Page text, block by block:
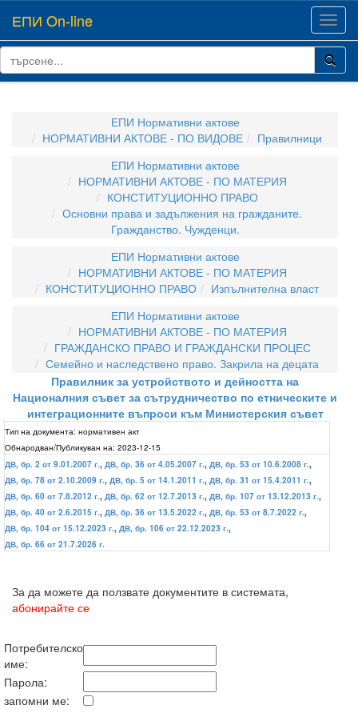
ЕПИ On-line
ЕПИ Нормативни актове
НОРМАТИВНИ АКТОВЕ - ПО ВИДОВЕ
Правилници
ЕПИ Нормативни актове
НОРМАТИВНИ АКТОВЕ - ПО МАТЕРИЯ
КОНСТИТУЦИОННО ПРАВО
Основни права и задължения на гражданите.
Гражданство. Чужденци.
ЕПИ Нормативни актове
НОРМАТИВНИ АКТОВЕ - ПО МАТЕРИЯ
КОНСТИТУЦИОННО ПРАВО
Изпълнителна власт
ЕПИ Нормативни актове
НОРМАТИВНИ АКТОВЕ - ПО МАТЕРИЯ
ГРАЖДАНСКО ПРАВО И ГРАЖДАНСКИ ПРОЦЕС
Семейно и наследствено право. Закрила на децата
Правилник за устройството и дейността на
Националния съвет за сътрудничество по етническите и
интеграционните въпроси към Министерския съвет
Тип на документа: нормативен акт
Обнародван/Публикуван на: 2023-12-15
ДВ, бр. 2 от 9.01.2007 г., ДВ, бр. 36 от 4.05.2007 г., ДВ, бр. 53 от 10.6.2008 г.,
ДВ, бр. 78 от 2.10.2009 г., ДВ, бр. 5 от 14.1.2011 г., ДВ, бр. 31 от 15.4.2011 г.,
ДВ, бр. 60 от 7.8.2012 г., ДВ, бр. 62 от 12.7.2013 г., ДВ, бр. 107 от 13.12.2013 г.,
ДВ, бр. 40 от 2.6.2015 г., ДВ, бр. 36 от 13.5.2022 г., ДВ, бр. 53 от 8.7.2022 г.,
ДВ, бр. 104 от 15.12.2023 г., ДВ, бр. 106 от 22.12.2023 г.,
ДВ, бр. 66 от 21.7.2026 г.
За да можете да ползвате документите в системата,
абонирайте се
Потребителско
име:
Парола:
запомни ме: